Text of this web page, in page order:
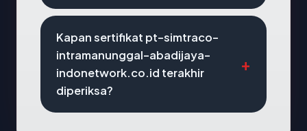
Kapan sertifikat pt-simtraco-
intramanunggal-abadijaya-
indonetwork.co.id terakhir
diperiksa?